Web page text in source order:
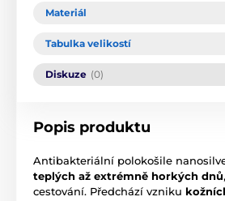
Materiál
Tabulka velikostí
Diskuze (0)
Popis produktu
Antibakteriální polokošile
teplých až extrémně horkých dnů
cestování. Předchází vzniku